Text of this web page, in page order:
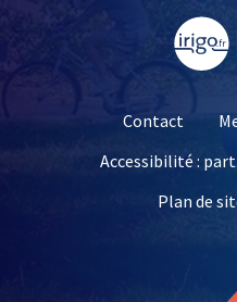
Contact
Accessibilité :
Plan de